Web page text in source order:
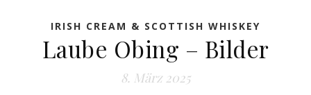
IRISH CREAM & SCOTTISH WHISKEY
Laube Obing – Bilder
8. März 2025